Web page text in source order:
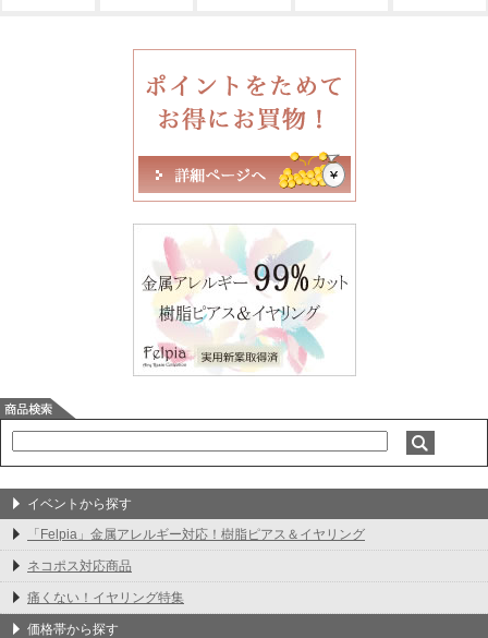
イベントから探す
「Felpia」金属アレルギー対応！樹脂ピアス＆イヤリング
ネコポス対応商品
痛くない！イヤリング特集
価格帯から探す